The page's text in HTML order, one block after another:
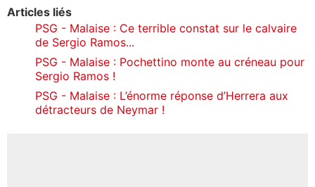
Articles liés
PSG - Malaise : Ce terrible constat sur le calvaire
de Sergio Ramos...
PSG - Malaise : Pochettino monte au créneau pour
Sergio Ramos !
PSG - Malaise : L’énorme réponse d’Herrera aux
détracteurs de Neymar !